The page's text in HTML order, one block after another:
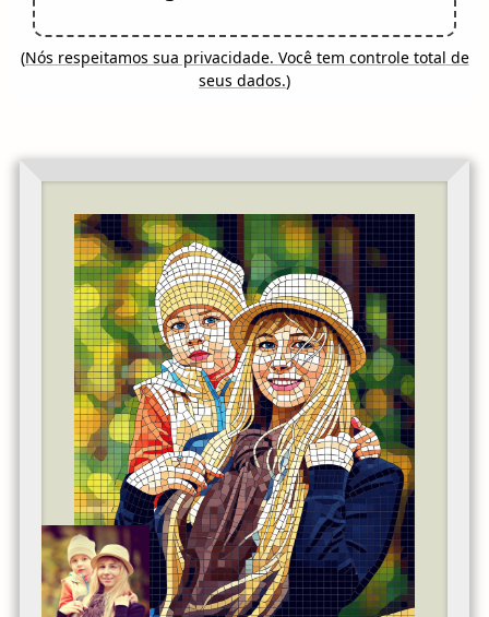
(Nós respeitamos sua privacidade. Você tem controle total de
seus dados.)